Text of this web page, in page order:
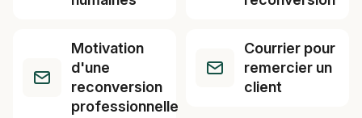
Motivation
d'une
reconversion
professionnelle
Courrier pour
remercier un
client